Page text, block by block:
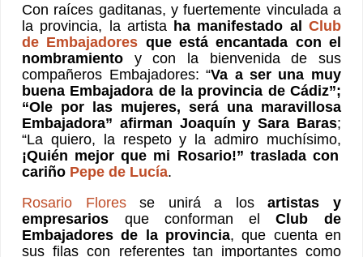
Con raíces gaditanas, y fuertemente vinculada a
la provincia, la artista ha manifestado al Club
de Embajadores que está encantada con el
nombramiento y con la bienvenida de sus
compañeros Embajadores: “Va a ser una muy
buena Embajadora de la provincia de Cádiz”;
“Ole por las mujeres, será una maravillosa
Embajadora” afirman Joaquín y Sara Baras;
“La quiero, la respeto y la admiro muchísimo,
¡Quién mejor que mi Rosario!” traslada con
cariño Pepe de Lucía.
Rosario Floresse unirá a losartistas y
empresarios que conforman el Club de
Embajadores de la provincia, que cuenta en
sus filas con referentes tan importantes como